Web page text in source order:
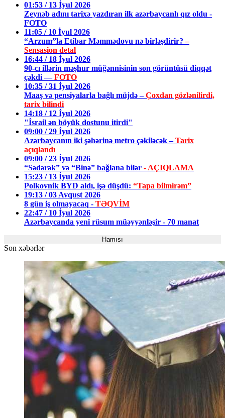
01:53 / 13 İyul 2026
Zeynəb adını tarixə yazdıran ilk azərbaycanlı qız oldu -
FOTO
11:05 / 10 İyul 2026
“Arzum”la Etibar Məmmədovu nə birləşdirir?–
Sensasion detal
16:44 / 18 İyul 2026
90-cı illərin məşhur müğənnisinin son görüntüsü diqqət
çəkdi —FOTO
10:35 / 31 İyul 2026
Maaş və pensiyalarla bağlı müjdə –Çoxdan gözlənilirdi,
tarix bilindi
14:18 / 12 İyul 2026
"İsrail ən böyük dostunu itirdi"
09:00 / 29 İyul 2026
Azərbaycanın iki şəhərinə metro çəkiləcək –Tarix
açıqlandı
09:00 / 23 İyul 2026
“Sədərək” və “Binə” bağlana bilər - AÇIQLAMA
15:23 / 13 İyul 2026
Polkovnik BYD aldı, işə düşdü: “Tapa bilmirəm”
19:13 / 03 Avqust 2026
8 gün iş olmayacaq - TƏQVİM
22:47 / 10 İyul 2026
Azərbaycanda yeni rüsum müəyyənləşir - 70 manat
Hamısı
Son xəbərlər